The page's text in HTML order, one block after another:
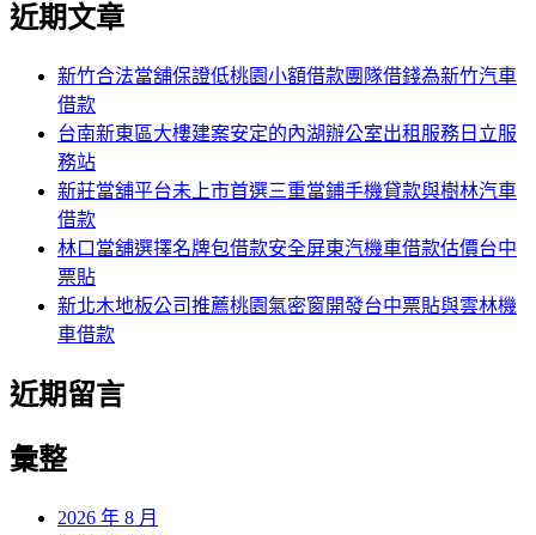
章:
關
近期文章
新竹合法當舖保證低桃園小額借款團隊借錢為新竹汽車
借款
台南新東區大樓建案安定的內湖辦公室出租服務日立服
務站
新莊當舖平台未上市首選三重當鋪手機貸款與樹林汽車
借款
林口當舖選擇名牌包借款安全屏東汽機車借款估價台中
票貼
新北木地板公司推薦桃園氣密窗開發台中票貼與雲林機
車借款
近期留言
彙整
2026 年 8 月